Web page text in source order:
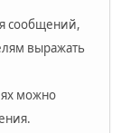
сообщений,
выражать
можно